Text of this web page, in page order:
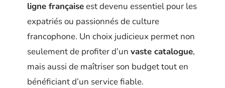
ligne françaiseest devenu essentiel pour les
expatriés ou passionnés de culture
francophone. Un choix judicieux permet non
seulement de profiter d’un vaste catalogue,
mais aussi de maîtriser son budget tout en
bénéficiant d’un service fiable.